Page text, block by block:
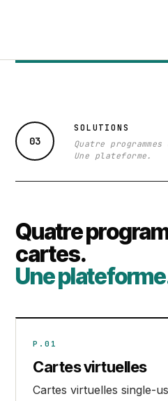
03
SOLUTIONS
Quatre
Une plateforme.
Quatre
cartes.
Une
P.01
Cartes virtuelles
Cartes virtuelles single-